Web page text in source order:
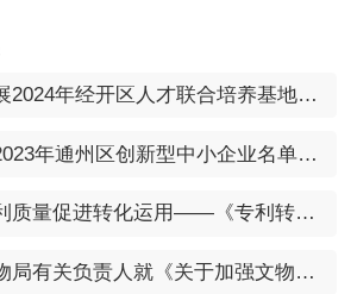
【申报】关于开展2024年经开区人才联合培养基地认定工作的通知
【公示】关于对2023年通州区创新型中小企业名单（第十二批）进行公示的通知
【解读】提升专利质量促进转化运用——《专利转化运用专项行动方案（2023－2025年）》看点解析
【解读】国家文物局有关负责人就《关于加强文物科技创新的意见》接受专访